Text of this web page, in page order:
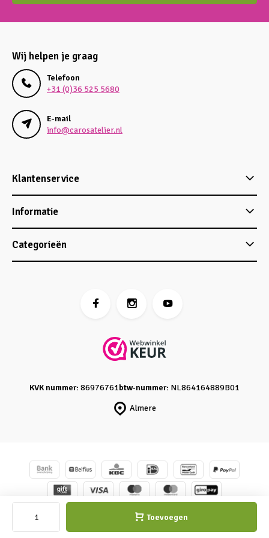
Toevoegen
Wij helpen je graag
Telefoon
+31 (0)36 525 5680
E-mail
info@carosatelier.nl
Klantenservice
Informatie
Categorieën
Almere
KVK nummer: 86976761btw-nummer: NL864164889B01
© Caro's Atelier